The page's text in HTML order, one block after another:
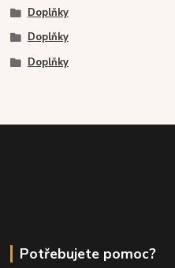
Doplňky
Doplňky
Doplňky
Potřebujete pomoc?